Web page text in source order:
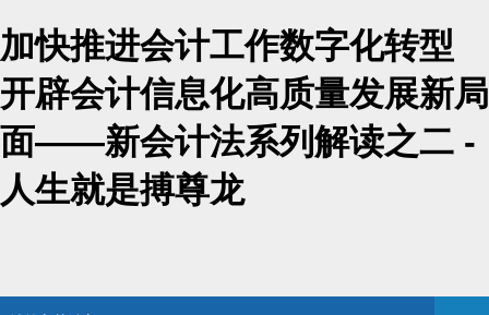
加快推进会计工作数字化转型
开辟会计信息化高质量发展新局
面——新会计法系列解读之二 -
人生就是搏尊龙